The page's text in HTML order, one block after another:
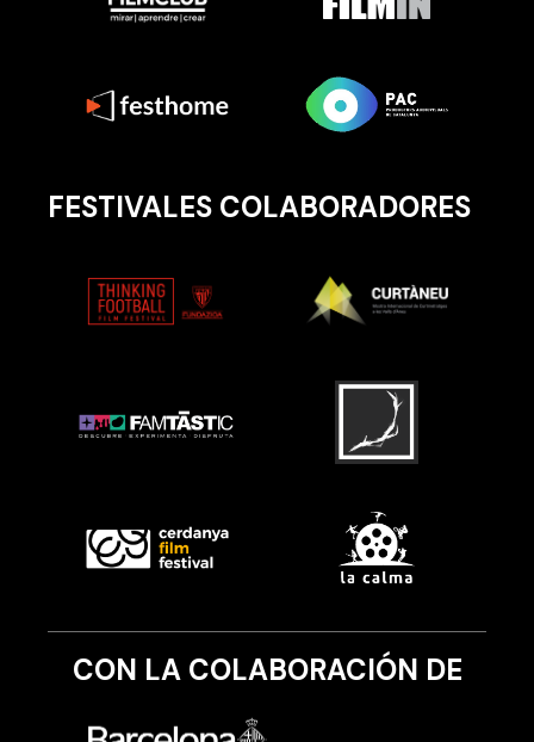
FESTIVALES COLABORADORES
CON LA COLABORACIÓN DE